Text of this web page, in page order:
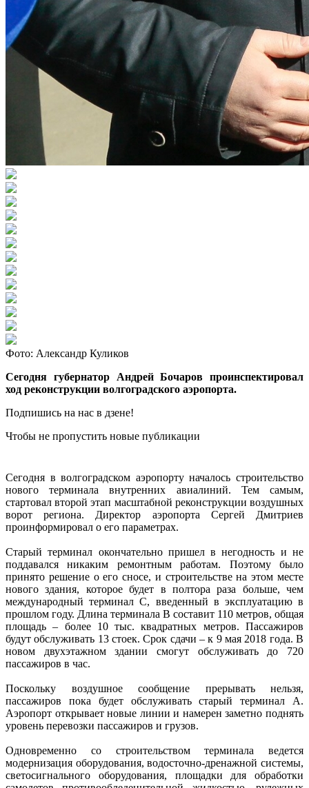
Фото: Александр Куликов
Сегодня губернатор Андрей Бочаров проинспектировал
ход реконструкции волгоградского аэропорта.
Подпишись на нас в дзене!
Чтобы не пропустить новые публикации
Сегодня в волгоградском аэропорту началось строительство
нового терминала внутренних авиалиний. Тем самым,
стартовал второй этап масштабной реконструкции воздушных
ворот региона. Директор аэропорта Сергей Дмитриев
проинформировал о его параметрах.
Старый терминал окончательно пришел в негодность и не
поддавался никаким ремонтным работам. Поэтому было
принято решение о его сносе, и строительстве на этом месте
нового здания, которое будет в полтора раза больше, чем
международный терминал С, введенный в эксплуатацию в
прошлом году. Длина терминала В составит 110 метров, общая
площадь – более 10 тыс. квадратных метров. Пассажиров
будут обслуживать 13 стоек. Срок сдачи – к 9 мая 2018 года. В
новом двухэтажном здании смогут обслуживать до 720
пассажиров в час.
Поскольку воздушное сообщение прерывать нельзя,
пассажиров пока будет обслуживать старый терминал А.
Аэропорт открывает новые линии и намерен заметно поднять
уровень перевозки пассажиров и грузов.
Одновременно со строительством терминала ведется
модернизация оборудования, водосточно-дренажной системы,
светосигнального оборудования, площадки для обработки